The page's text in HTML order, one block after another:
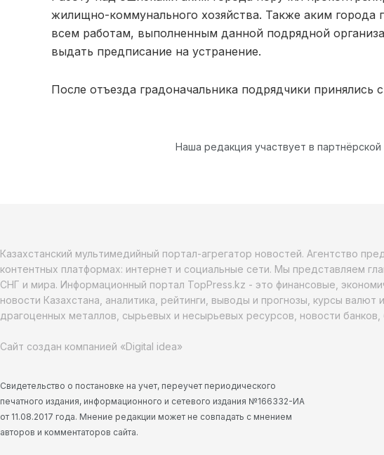
жилищно-коммунального хозяйства. Также аким города
всем работам, выполненным данной подрядной
выдать предписание на устранение.
После отъезда градоначальника подрядчики принялись
Наша редакция участвует в партнёрской
Казахстанский мультимедийный портал-агрегатор новостей. Агентство
контентных платформах: интернет и социальные сети. Мы представляем
СНГ и мира. Информационный портал TopPress.kz - это финансовые,
новости Казахстана, аналитика, рейтинги, выводы и прогнозы, курсы валют
драгоценных металлов, сырьевых и несырьевых ресурсов, новости банков,
Сайт создан компанией «Digital idea»
Свидетельство о постановке на учет, переучет периодического
печатного издания, информационного и сетевого издания №166332-ИА
от 11.08.2017 года. Мнение редакции может не совпадать с мнением
авторов и комментаторов сайта.